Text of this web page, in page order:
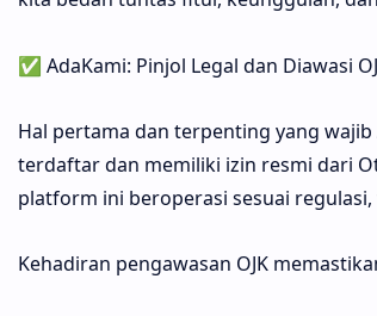
✅ AdaKami: Pinjol Legal dan Diawasi
Hal pertama dan terpenting yang
terdaftar dan memiliki izin resmi dari
platform ini beroperasi sesuai
Kehadiran pengawasan OJK